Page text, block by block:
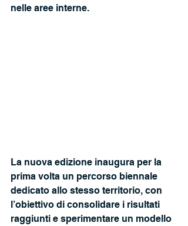
nelle aree interne.
La nuova edizione inaugura per la
prima volta un percorso biennale
dedicato allo stesso territorio, con
l’obiettivo di consolidare i risultati
raggiunti e sperimentare un modello